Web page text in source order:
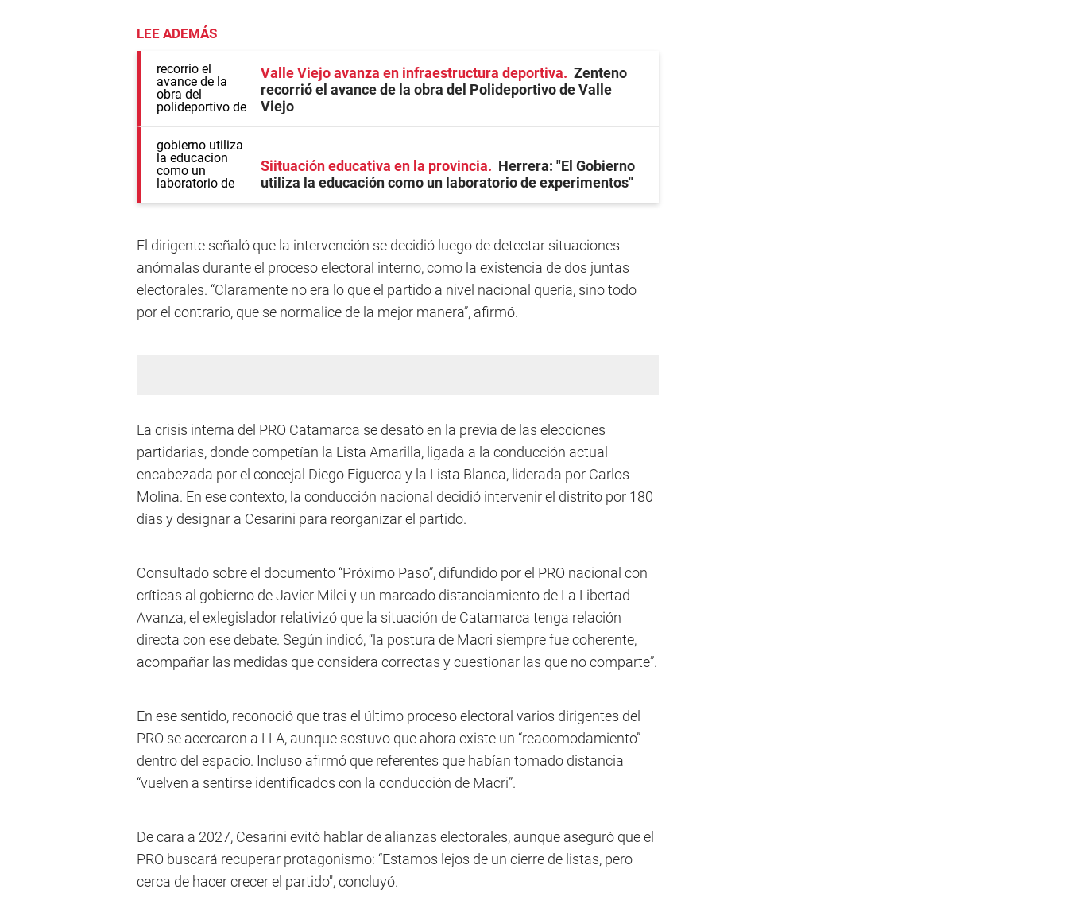
LEE ADEMÁS
Valle Viejo avanza en infraestructura deportiva
Zenteno
recorrió el avance de la obra del Polideportivo de Valle
Viejo
Siituación educativa en la provincia
Herrera: "El Gobierno
utiliza la educación como un laboratorio de experimentos"
El dirigente señaló que la intervención se decidió luego de detectar situaciones
anómalas durante el proceso electoral interno, como la existencia de dos juntas
electorales. “Claramente no era lo que el partido a nivel nacional quería, sino todo
por el contrario, que se normalice de la mejor manera”, afirmó.
La crisis interna del PRO Catamarca se desató en la previa de las elecciones
partidarias, donde competían la Lista Amarilla, ligada a la conducción actual
encabezada por el concejal Diego Figueroa y la Lista Blanca, liderada por Carlos
Molina. En ese contexto, la conducción nacional decidió intervenir el distrito por 180
días y designar a Cesarini para reorganizar el partido.
Consultado sobre el documento “Próximo Paso”, difundido por el PRO nacional con
críticas al gobierno de Javier Milei y un marcado distanciamiento de La Libertad
Avanza, el exlegislador relativizó que la situación de Catamarca tenga relación
directa con ese debate. Según indicó, “la postura de Macri siempre fue coherente,
acompañar las medidas que considera correctas y cuestionar las que no comparte”.
En ese sentido, reconoció que tras el último proceso electoral varios dirigentes del
PRO se acercaron a LLA, aunque sostuvo que ahora existe un “reacomodamiento”
dentro del espacio. Incluso afirmó que referentes que habían tomado distancia
“vuelven a sentirse identificados con la conducción de Macri”.
De cara a 2027, Cesarini evitó hablar de alianzas electorales, aunque aseguró que el
PRO buscará recuperar protagonismo: “Estamos lejos de un cierre de listas, pero
cerca de hacer crecer el partido", concluyó.